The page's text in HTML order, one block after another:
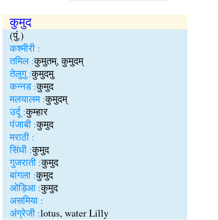
कुमुद
(पुं.)
कश्मीरी :
तमिल :कुमुतम्, कुमुदम्
तेलुगु :कुमुदमु
कन्नड :कुमुद
मलयालम :कुमुदम्
उर्दू :कुम्हार
पंजाबी :कुमुद
मराठी :
सिंधी :कुमुद
गुजराती :कुमुद
बांगला :कुमुद
ओड़िआ :कुमुद
असमिया :
अंग्रेजी :lotus, water Lilly